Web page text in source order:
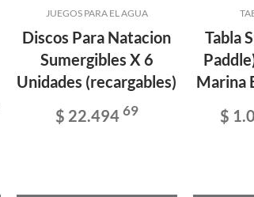
JUEGOS PARA EL AGUA
Discos Para Natacion
Sumergibles X 6
Unidades (recargables)
$ 22.494 69
Tabla
Marina
$